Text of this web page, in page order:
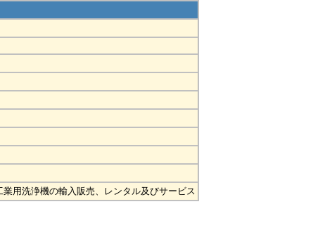
用洗浄機の輸入販売、レンタル及びサービス